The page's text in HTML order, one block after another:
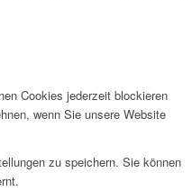
Cookies jederzeit blockieren
wenn Sie unsere Website
zu speichern. Sie können